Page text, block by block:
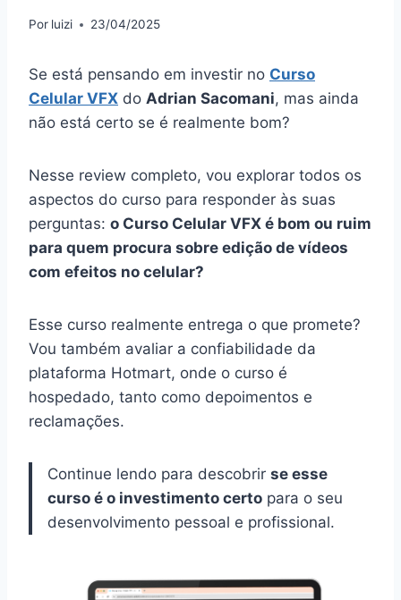
Por luizi 23/04/2025
Se está pensando em investir no Curso
Celular VFX do Adrian Sacomani, mas ainda
não está certo se é realmente bom?
Nesse review completo, vou explorar todos os
aspectos do curso para responder às suas
perguntas: o Curso Celular VFX é bom ou ruim
para quem procura sobre edição de vídeos
com efeitos no celular?
Esse curso realmente entrega o que promete?
Vou também avaliar a confiabilidade da
plataforma Hotmart, onde o curso é
hospedado, tanto como depoimentos e
reclamações.
Continue lendo para descobrir se esse
curso é o investimento certo para o seu
desenvolvimento pessoal e profissional.